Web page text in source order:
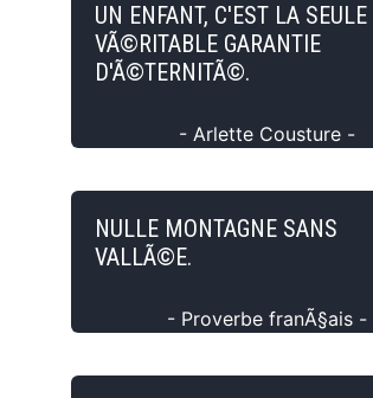
UN ENFANT, C'EST LA SEULE
VÃ©RITABLE GARANTIE
D'Ã©TERNITÃ©.
- Arlette Cousture -
NULLE MONTAGNE SANS
VALLÃ©E.
- Proverbe franÃ§ais -